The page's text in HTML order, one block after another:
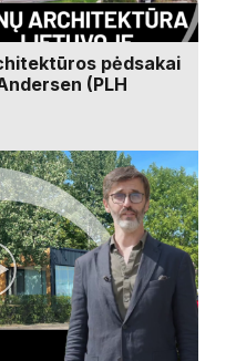
pėdsakai
(PLH